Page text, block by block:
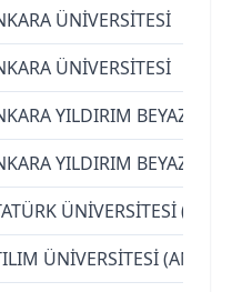
ÜNİVERSİTESİ
ÜNİVERSİTESİ
YILDIRIM BEYAZIT
YILDIRIM BEYAZIT
ÜNİVERSİTESİ
ÜNİVERSİTESİ (ANKARA)